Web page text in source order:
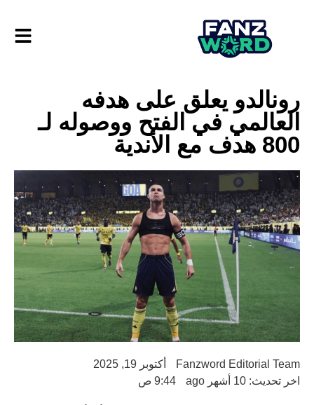
رونالدو يعلق على هدفه
العالمي في الفتح ووصوله لـ
800 هدف مع الأندية
Fanzword Editorial Team
أكتوبر 19, 2025
اخر تحديث: 10 أشهر ago
9:44 ص